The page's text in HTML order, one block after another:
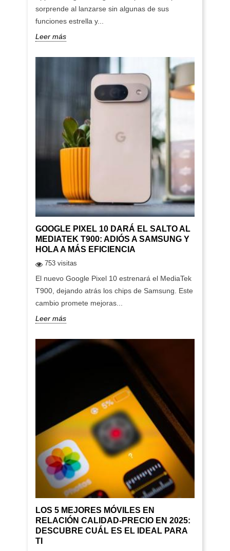
sorprende al lanzarse sin algunas de sus
funciones estrella y...
Leer más
GOOGLE PIXEL 10 DARÁ EL SALTO AL
MEDIATEK T900: ADIÓS A SAMSUNG Y
HOLA A MÁS EFICIENCIA
753 visitas
El nuevo Google Pixel 10 estrenará el MediaTek
T900, dejando atrás los chips de Samsung. Este
cambio promete mejoras...
Leer más
LOS 5 MEJORES MÓVILES EN
RELACIÓN CALIDAD-PRECIO EN 2025:
DESCUBRE CUÁL ES EL IDEAL PARA
TI